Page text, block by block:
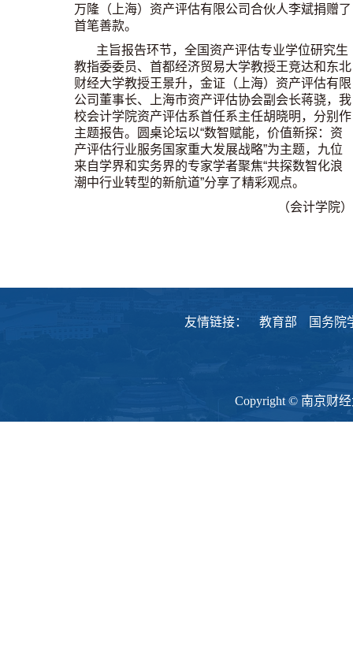
万隆（上海）资产评估有限公司合伙人李斌捐赠了
首笔善款。
主旨报告环节，全国资产评估专业学位研究生
教指委委员、首都经济贸易大学教授王竞达和东北
财经大学教授王景升，金证（上海）资产评估有限
公司董事长、上海市资产评估协会副会长蒋骁，我
校会计学院资产评估系首任系主任胡晓明，分别作
主题报告。
圆桌论坛以“数智赋能，价值新探：资
产评估行业服务国家重大发展战略”为主题，九位
来自学界和实务界的专家学者聚焦“共探数智化浪
潮中行业转型的新航道”分享了精彩观点。
（会计学院）
友情链接： 教育部 国务院
Copyright © 南京财